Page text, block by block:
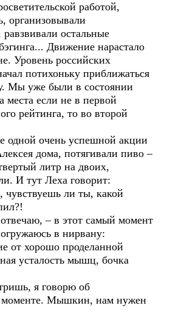
работой,
организовывали
равзвивали остальные
Движение нарастало
Уровень российских
потихоньку приближаться
Мы уже были в состоянии
места если не в первой
рейтинга, то во второй
очень успешной акции
дома, потягивали пиво –
литр на двоих,
И тут Леха говорит:
ли ты, какой
– в этот самый момент
в нирвану:
от хорошо проделанной
усталость мышц, бочка
я говорю об
моменте. Мышкин, нам нужен